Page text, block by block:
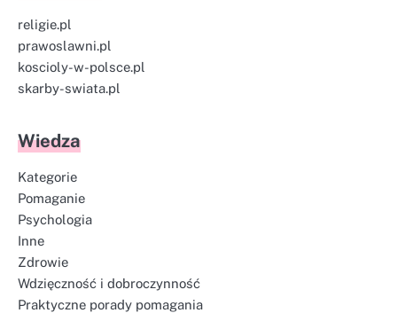
religie.pl
prawoslawni.pl
koscioly-w-polsce.pl
skarby-swiata.pl
Wiedza
Kategorie
Pomaganie
Psychologia
Inne
Zdrowie
Wdzięczność i dobroczynność
Praktyczne porady pomagania